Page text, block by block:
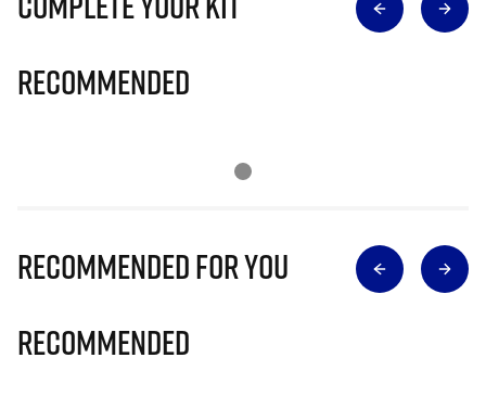
Recommended
Recommended for you
Recommended